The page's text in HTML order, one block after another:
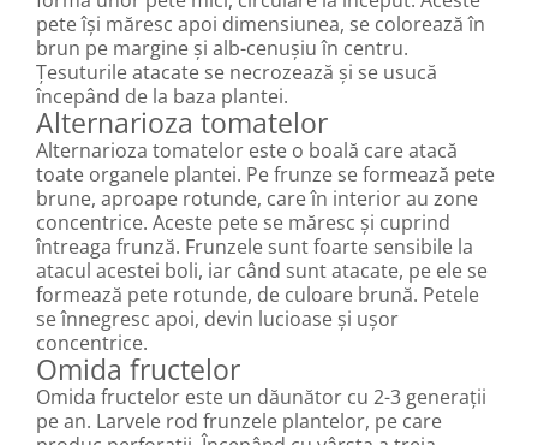
pete își măresc apoi dimensiunea, se colorează în
brun pe margine și alb-cenușiu în centru.
Țesuturile atacate se necrozează și se usucă
începând de la baza plantei.
Alternarioza tomatelor
Alternarioza tomatelor este o boală care atacă
toate organele plantei. Pe frunze se formează pete
brune, aproape rotunde, care în interior au zone
concentrice. Aceste pete se măresc și cuprind
întreaga frunză. Frunzele sunt foarte sensibile la
atacul acestei boli, iar când sunt atacate, pe ele se
formează pete rotunde, de culoare brună. Petele
se înnegresc apoi, devin lucioase și ușor
concentrice.
Omida fructelor
Omida fructelor este un dăunător cu 2-3 generații
pe an. Larvele rod frunzele plantelor, pe care